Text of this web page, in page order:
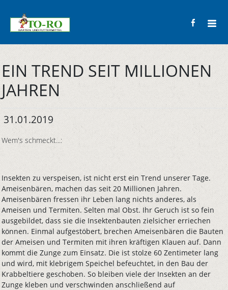
EIN TREND SEIT MILLIONEN
JAHREN
31.01.2019
Wem's schmeckt...:
Insekten zu verspeisen, ist nicht erst ein Trend unserer Tage.
Ameisenbären, machen das seit 20 Millionen Jahren.
Ameisenbären fressen ihr Leben lang nichts anderes, als
Ameisen und Termiten. Selten mal Obst. Ihr Geruch ist so fein
ausgebildet, dass sie die Insektenbauten zielsicher erriechen
können. Einmal aufgestöbert, brechen Ameisenbären die Bauten
der Ameisen und Termiten mit ihren kräftigen Klauen auf. Dann
kommt die Zunge zum Einsatz. Die ist stolze 60 Zentimeter lang
und wird, mit klebrigem Speichel befeuchtet, in den Bau der
Krabbeltiere geschoben. So bleiben viele der Insekten an der
Zunge kleben und verschwinden anschließend auf